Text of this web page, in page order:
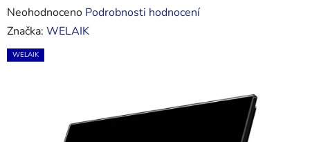
Průměrné
hodnocení
produktu
Neohodnoceno Podrobnosti hodnocení
Značka: WELAIK
WELAIK